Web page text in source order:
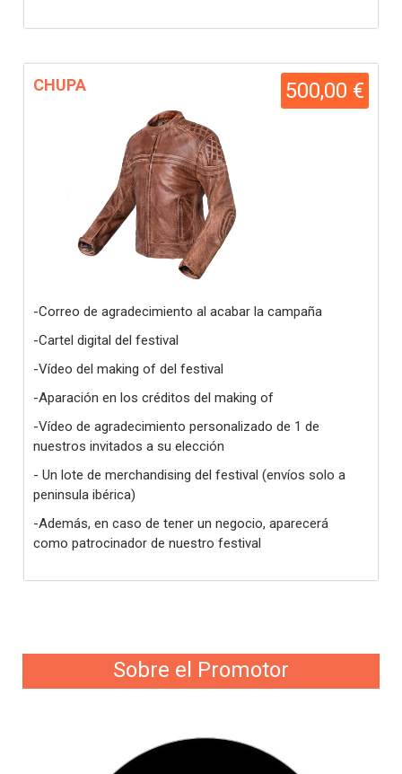
500,00 €
CHUPA
-Correo de agradecimiento al acabar la campaña
-Cartel digital del festival
-Vídeo del making of del festival
-Aparación en los créditos del making of
-Vídeo de agradecimiento personalizado de 1 de
nuestros invitados a su elección
- Un lote de merchandising del festival (envíos solo a
peninsula ibérica)
-Además, en caso de tener un negocio, aparecerá
como patrocinador de nuestro festival
Sobre el Promotor